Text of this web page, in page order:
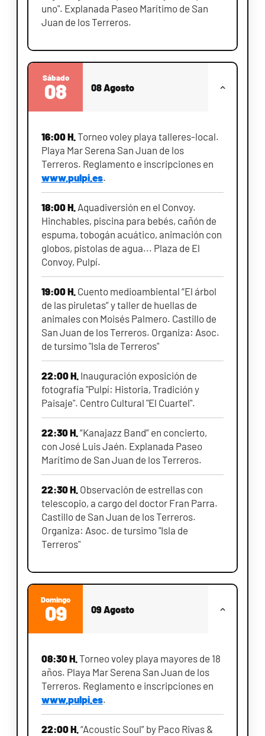
uno". Explanada Paseo Marítimo de San
Juan de los Terreros.
Sábado
08 08 Agosto
16:00 H.Torneo voley playa talleres-local.
Playa Mar Serena San Juan de los
Terreros. Reglamento e inscripciones en
www.pulpi.es.
18:00 H. Aquadiversión en el Convoy.
Hinchables, piscina para bebés, cañón de
espuma, tobogán acuático, animación con
globos, pistolas de agua... Plaza de El
Convoy, Pulpí.
19:00 H. Cuento medioambiental “El árbol
de las piruletas” y taller de huellas de
animales con Moisés Palmero. Castillo de
San Juan de los Terreros. Organiza: Asoc.
de tursimo "Isla de Terreros"
22:00 H. Inauguración exposición de
fotografía "Pulpí: Historia, Tradición y
Paisaje". Centro Cultural "El Cuartel".
22:30 H.“Kanajazz Band” en concierto,
con José Luis Jaén. Explanada Paseo
Marítimo de San Juan de los Terreros.
22:30 H. Observación de estrellas con
telescopio, a cargo del doctor Fran Parra.
Castillo de San Juan de los Terreros.
Organiza: Asoc. de tursimo "Isla de
Terreros"
Domingo
09 09 Agosto
08:30 H.Torneo voley playa mayores de 18
años. Playa Mar Serena San Juan de los
Terreros. Reglamento e inscripciones en
www.pulpi.es.
22:00 H.“Acoustic Soul” by Paco Rivas &